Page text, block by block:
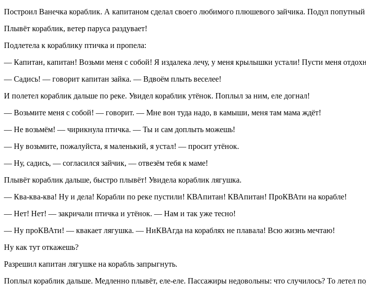
Построил Ванечка кораблик. А капитаном сделал своего любимого плюшевого зайчика. Подул
Плывёт кораблик, ветер паруса раздувает!
Подлетела к кораблику птичка и пропела:
— Капитан, капитан! Возьми меня с собой! Я издалека лечу, у меня крылышки устали! Пусти меня
— Садись! — говорит капитан зайка. — Вдвоём плыть веселее!
И полетел кораблик дальше по реке. Увидел кораблик утёнок. Поплыл за ним, еле догнал!
— Возьмите меня с собой! — говорит. — Мне вон туда надо, в камыши, меня там мама ждёт!
— Не возьмём! — чирикнула птичка. — Ты и сам доплыть можешь!
— Ну возьмите, пожалуйста, я маленький, я устал! — просит утёнок.
— Ну, садись, — согласился зайчик, — отвезём тебя к маме!
Плывёт кораблик дальше, быстро плывёт! Увидела кораблик лягушка.
— Ква-ква-ква! Ну и дела! Корабли по реке пустили! КВАпитан! КВАпитан! ПроКВАти на корабле!
— Нет! Нет! — закричали птичка и утёнок. — Нам и так уже тесно!
— Ну проКВАти! — квакает лягушка. — НиКВАгда на кораблях не плавала! Всю жизнь мечтаю!
Ну как тут откажешь?
Разрешил капитан лягушке на корабль запрыгнуть.
Поплыл кораблик дальше. Медленно плывёт, еле-еле. Пассажиры недовольны: что случилось? То летел